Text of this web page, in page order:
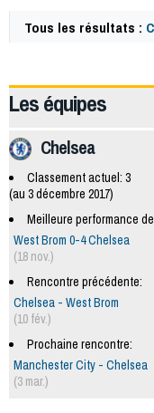
Tous les résultats :
Les équipes
Chelsea
Classement actuel: 3
(au 3 décembre 2017)
Meilleure performance
West Brom 0-4 Chelsea
(18 nov.)
Rencontre précédente:
Chelsea - West Brom
(10 fév.)
Prochaine rencontre:
Manchester City - Chelsea
(3 mar.)